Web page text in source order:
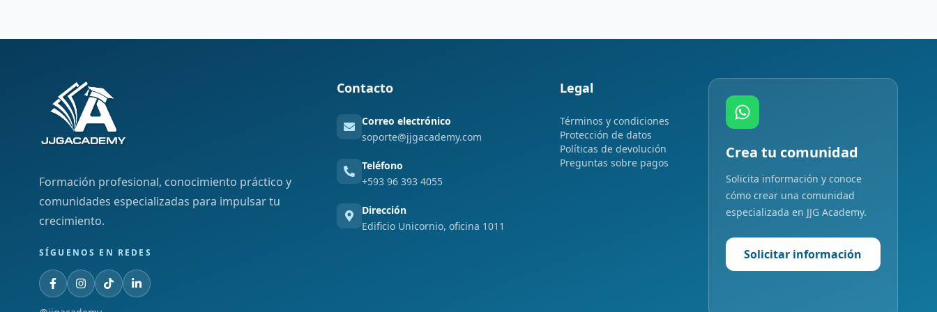
Formación profesional, conocimiento práctico y
comunidades especializadas para impulsar tu
crecimiento.
SÍGUENOS EN REDES
Contacto
Correo electrónico
soporte@jjgacademy.com
Teléfono
+593 96 393 4055
Dirección
Edificio Unicornio, oficina 1011
Legal
Términos y condiciones
Protección de datos
Políticas de devolución
Preguntas sobre pagos
Crea tu comunidad
Solicita información y conoce
cómo crear una comunidad
especializada en JJG Academy.
Solicitar información